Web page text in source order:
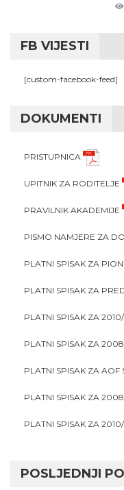
FB VIJESTI
[custom-facebook-feed]
DOKUMENTI
PRISTUPNICA
UPITNIK ZA RODITELJE
PRAVILNIK AKADEMIJE
PISMO NAMJERE ZA
PLATNI SPISAK ZA
PLATNI SPISAK ZA
PLATNI SPISAK ZA
PLATNI SPISAK ZA
PLATNI SPISAK ZA
PLATNI SPISAK ZA
PLATNI SPISAK ZA
POSLJEDNJI